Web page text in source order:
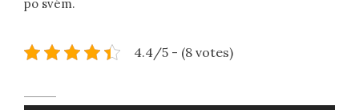
po svém.
4.4/5 - (8 votes)